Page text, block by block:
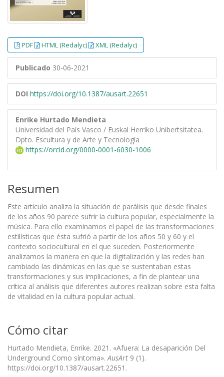
PDF HTML (Redalyc) XML (Redalyc)
Publicado 30-06-2021
DOI https://doi.org/10.1387/ausart.22651
Enrike Hurtado Mendieta
Universidad del País Vasco / Euskal Herriko Unibertsitatea.
Dpto. Escultura y de Arte y Tecnología
https://orcid.org/0000-0001-6030-1006
Resumen
Este artículo analiza la situación de parálisis que desde finales
de los años 90 parece sufrir la cultura popular, especialmente la
música. Para ello examinamos el papel de las transformaciones
estilísticas que ésta sufrió a partir de los años 50 y 60 y el
contexto sociocultural en el que suceden. Posteriormente
analizamos la manera en que la digitalización y las redes han
cambiado las dinámicas en las que se sustentaban estas
transformaciones y sus implicaciones, a fin de plantear una
crítica al análisis que diferentes autores realizan sobre esta falta
de vitalidad en la cultura popular actual.
Cómo citar
Hurtado Mendieta, Enrike. 2021. «Afuera: La desaparición Del
Underground Como síntoma». AusArt 9 (1).
https://doi.org/10.1387/ausart.22651.